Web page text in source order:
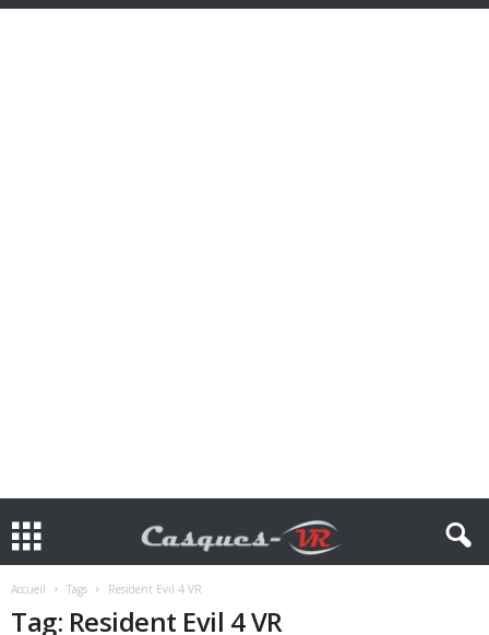
Accueil Tags Resident Evil 4 VR
Tag: Resident Evil 4 VR